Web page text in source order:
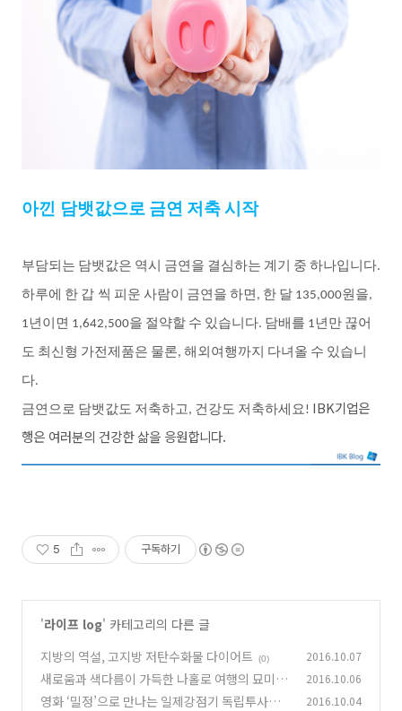
아낀 담뱃값으로 금연 저축시작
부담되는 담뱃값은 역시 금연을 결심하는 계기 중 하나입니다.
하루에 한 갑 씩 피운 사람이 금연을 하면 , 한 달 135,000원을,
1년이면 1,642,500을 절약할 수 있습니다. 담배를 1년만 끊어
도 최신형 가전제품은 물론, 해외여행까지 다녀올 수 있습니
다.
금연으로 담뱃값도 저축하고 , 건강도 저축하세요 ! IBK기업은
행은 여러분의 건강한 삶을 응원합니다.
5 구독하기
'라이프 log' 카테고리의 다른 글
지방의 역설, 고지방 저탄수화물 다이어트
(0) 2016.10.07
새로움과 색다름이 가득한 나홀로 여행의 묘미
(0)
2016.10.06
영화 ‘밀정’으로 만나는 일제강점기 독립투사들 2016.10.04